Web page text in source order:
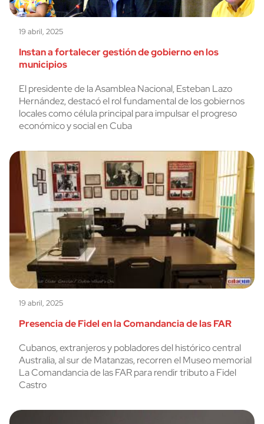
19 abril, 2025
Instan a fortalecer gestión de gobierno en los
municipios
El presidente de la Asamblea Nacional, Esteban Lazo
Hernández, destacó el rol fundamental de los gobiernos
locales como célula principal para impulsar el progreso
económico y social en Cuba
19 abril, 2025
Presencia de Fidel en la Comandancia de las FAR
Cubanos, extranjeros y pobladores del histórico central
Australia, al sur de Matanzas, recorren el Museo memorial
La Comandancia de las FAR para rendir tributo a Fidel
Castro